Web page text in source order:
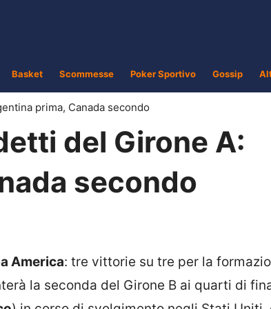
Basket Scommesse Poker Sportivo Gossip
prima, Canada secondo
del Girone A:
secondo
America: tre vittorie su tre per la
la seconda del Girone B ai quarti di